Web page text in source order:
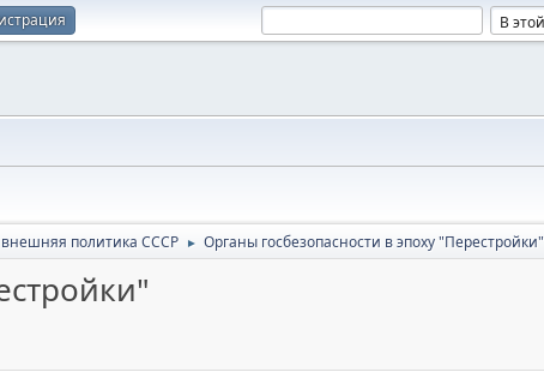
политика СССР ► Органы госбезопасности в эпоху "Перестройки"